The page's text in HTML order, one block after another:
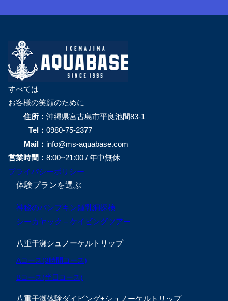
すべては
お客様の笑顔のために
住所： 沖縄県宮古島市平良池間83-1
Tel： 0980-75-2377
Mail： info@ms-aquabase.com
営業時間： 8:00~21:00 / 年中無休
プライバシーポリシー
体験プランを選ぶ
神秘のパンプキン鍾乳洞探検
シーカヤック＋ケイビングツアー
八重干瀬シュノーケルトリップ
Aコース(3時間コース)
Bコース(半日コース)
八重干瀬体験ダイビング+シュノーケルトリップ